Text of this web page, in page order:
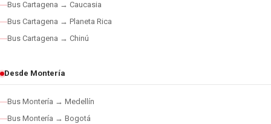
Bus Cartagena → Caucasia
Bus Cartagena → Planeta Rica
Bus Cartagena → Chinú
Desde Montería
Bus Montería → Medellín
Bus Montería → Bogotá